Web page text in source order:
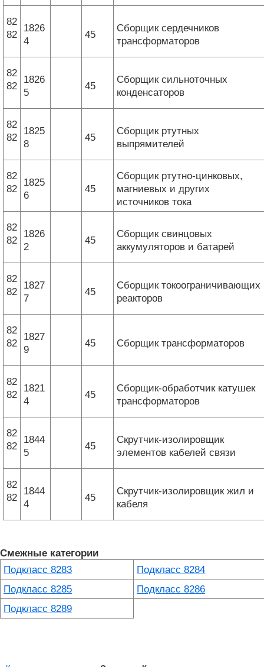
82
82
1826
4
45
Сборщик сердечников
трансформаторов
82
82
1826
5
45
Сборщик сильноточных
конденсаторов
82
82
1825
8
45
Сборщик ртутных
выпрямителей
82
82
1825
6
45
Сборщик ртутно-цинковых,
магниевых и других
источников тока
82
82
1826
2
45
Сборщик свинцовых
аккумуляторов и батарей
82
82
1827
7
45
Сборщик токоограничивающих
реакторов
82
82
1827
9
45 Сборщик трансформаторов
82
82
1821
4
45
Сборщик-обработчик катушек
трансформаторов
82
82
1844
5
45
Скрутчик-изолировщик
элементов кабелей связи
82
82
1844
4
45
Скрутчик-изолировщик жил и
кабеля
Смежные категории
Подкласс 8283
Подкласс 8284
Подкласс 8285
Подкласс 8286
Подкласс 8289